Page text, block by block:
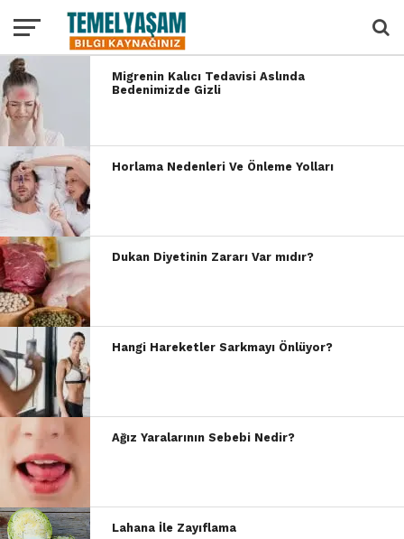
Migrenin Kalıcı Tedavisi Aslında
Bedenimizde Gizli
Horlama Nedenleri Ve Önleme Yolları
Dukan Diyetinin Zararı Var mıdır?
Hangi Hareketler Sarkmayı Önlüyor?
Ağız Yaralarının Sebebi Nedir?
Lahana İle Zayıflama